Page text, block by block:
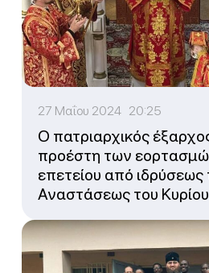
27 Μαΐου 2024 20:25
Ο πατριαρχικός
προέστη των
επετείου από ιδρύσεως
Αναστάσεως του